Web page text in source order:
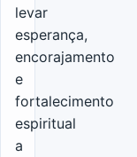
levar
esperança,
encorajamento
e
fortalecimento
espiritual
a